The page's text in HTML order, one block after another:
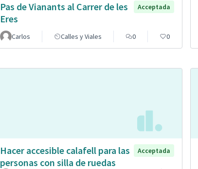
Pas de Vianants al Carrer de les
Eres
Acceptada
Carlos Calles y Viales 0 0
Hacer accesible calafell para las
personas con silla de ruedas
Acceptada